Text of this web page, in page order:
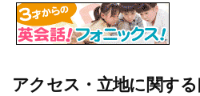
アクセス・立地に関する